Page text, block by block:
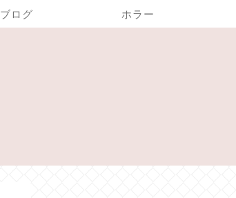
ブログ ホラー